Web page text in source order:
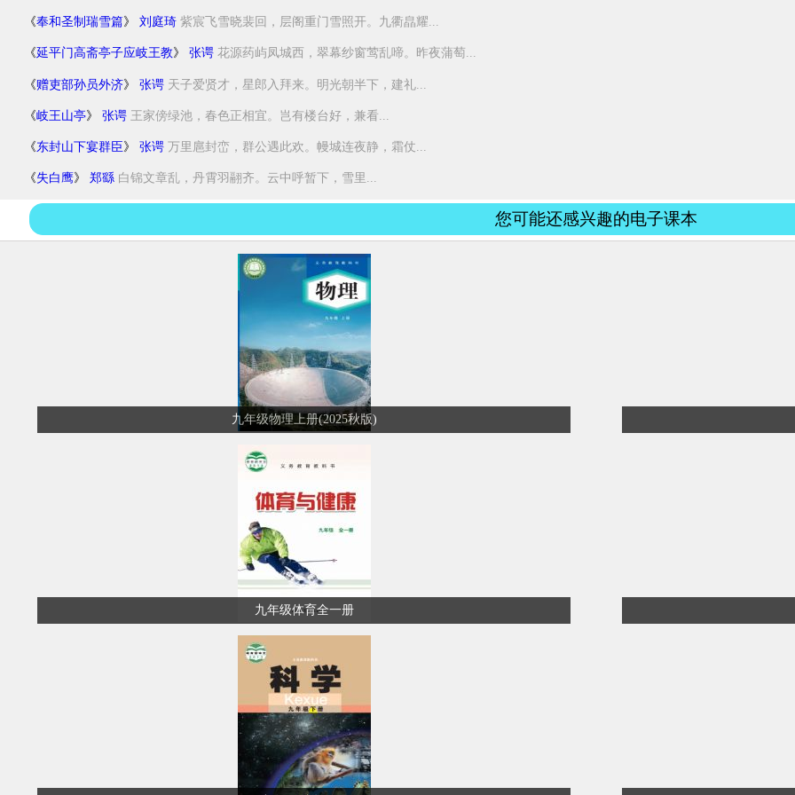
《奉和圣制瑞雪篇》 刘庭琦 紫宸飞雪晓裴回，层阁重门雪照开。九衢皛耀...
《延平门高斋亭子应岐王教》 张谔 花源药屿凤城西，翠幕纱窗莺乱啼。昨夜蒲萄...
《赠吏部孙员外济》 张谔 天子爱贤才，星郎入拜来。明光朝半下，建礼...
《岐王山亭》 张谔 王家傍绿池，春色正相宜。岂有楼台好，兼看...
《东封山下宴群臣 》 张谔 万里扈封峦，群公遇此欢。幔城连夜静，霜仗...
《失白鹰》 郑繇 白锦文章乱，丹霄羽翮齐。云中呼暂下，雪里...
您可能还感兴趣的电子课本
九年级物理上册(2025秋版)
九年级体育全一册